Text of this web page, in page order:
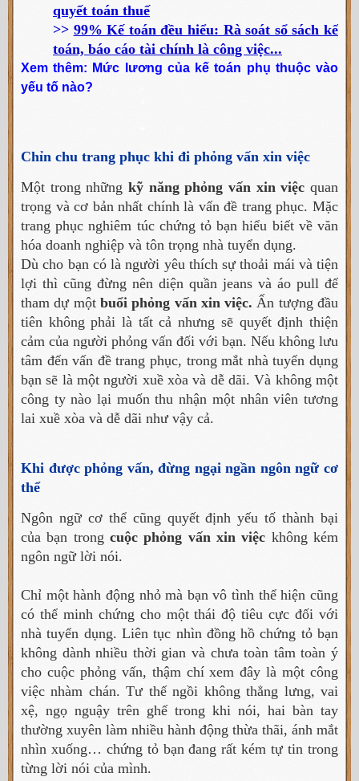
quyết toán thuế
>> 99% Kế toán đều hiểu: Rà soát sổ sách kế
toán, báo cáo tài chính là công việc...
Xem thêm: Mức lương của kế toán phụ thuộc vào
yếu tố nào?
Chỉn chu trang phục khi đi phỏng vấn xin việc
Một trong những kỹ năng phỏng vấn xin việc quan
trọng và cơ bản nhất chính là vấn đề trang phục. Mặc
trang phục nghiêm túc chứng tỏ bạn hiểu biết về văn
hóa doanh nghiệp và tôn trọng nhà tuyển dụng.
Dù cho bạn có là người yêu thích sự thoải mái và tiện
lợi thì cũng đừng nên diện quần jeans và áo pull để
tham dự một buổi phỏng vấn xin việc. Ấn tượng đầu
tiên không phải là tất cả nhưng sẽ quyết định thiện
cảm của người phỏng vấn đối với bạn. Nếu không lưu
tâm đến vấn đề trang phục, trong mắt nhà tuyển dụng
bạn sẽ là một người xuề xòa và dễ dãi. Và không một
công ty nào lại muốn thu nhận một nhân viên tương
lai xuề xòa và dễ dãi như vậy cả.
Khi được phỏng vấn, đừng ngại ngần ngôn ngữ cơ
thể
Ngôn ngữ cơ thể cũng quyết định yếu tố thành bại
của bạn trong cuộc phỏng vấn xin việc không kém
ngôn ngữ lời nói.
Chỉ một hành động nhỏ mà bạn vô tình thể hiện cũng
có thể minh chứng cho một thái độ tiêu cực đối với
nhà tuyển dụng. Liên tục nhìn đồng hồ chứng tỏ bạn
không dành nhiều thời gian và chưa toàn tâm toàn ý
cho cuộc phỏng vấn, thậm chí xem đây là một công
việc nhàm chán. Tư thế ngồi không thẳng lưng, vai
xệ, ngọ nguậy trên ghế trong khi nói, hai bàn tay
thường xuyên làm nhiều hành động thừa thãi, ánh mắt
nhìn xuống… chứng tỏ bạn đang rất kém tự tin trong
từng lời nói của mình.